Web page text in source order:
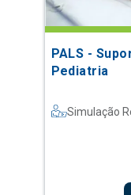
PALS -
Pediatria
Simulação